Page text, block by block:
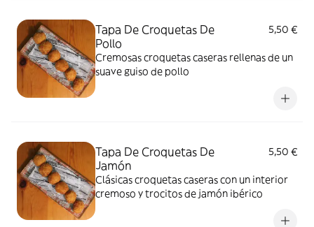
Tapa De Croquetas De
Pollo
5,50 €
Cremosas croquetas caseras rellenas de un
suave guiso de pollo
Tapa De Croquetas De
Jamón
5,50 €
Clásicas croquetas caseras con un interior
cremoso y trocitos de jamón ibérico